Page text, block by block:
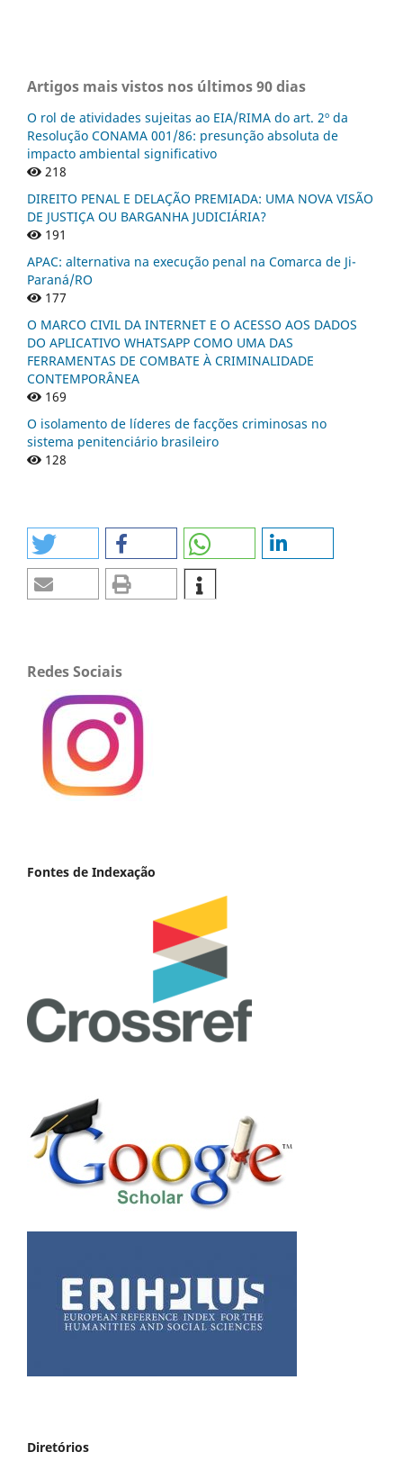
Artigos mais vistos nos últimos 90 dias
O rol de atividades sujeitas ao EIA/RIMA do art. 2º da
Resolução CONAMA 001/86: presunção absoluta de
impacto ambiental significativo
218
DIREITO PENAL E DELAÇÃO PREMIADA: UMA NOVA VISÃO
DE JUSTIÇA OU BARGANHA JUDICIÁRIA?
191
APAC: alternativa na execução penal na Comarca de Ji-
Paraná/RO
177
O MARCO CIVIL DA INTERNET E O ACESSO AOS DADOS
DO APLICATIVO WHATSAPP COMO UMA DAS
FERRAMENTAS DE COMBATE À CRIMINALIDADE
CONTEMPORÂNEA
169
O isolamento de líderes de facções criminosas no
sistema penitenciário brasileiro
128
Redes Sociais
Fontes de Indexação
Diretórios